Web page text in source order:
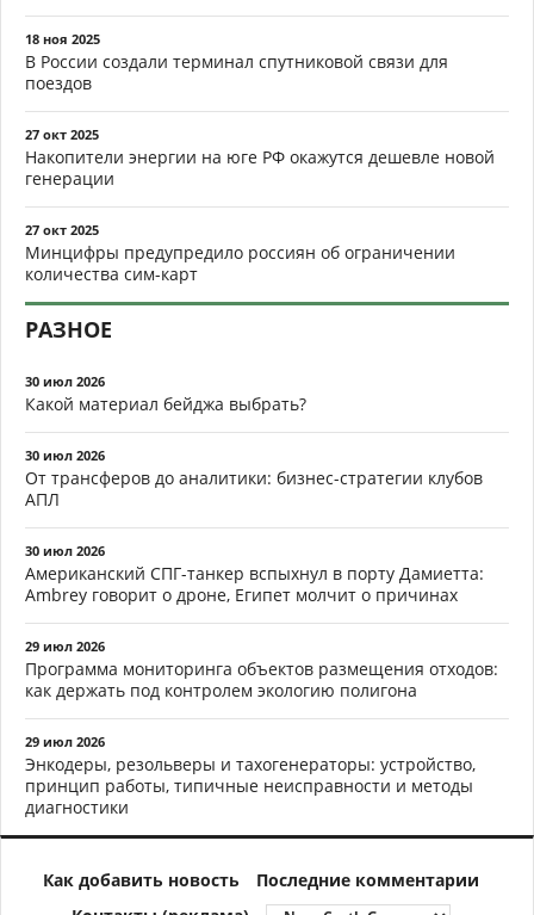
18 ноя 2025
В России создали терминал спутниковой связи для
поездов
27 окт 2025
Накопители энергии на юге РФ окажутся дешевле новой
генерации
27 окт 2025
Минцифры предупредило россиян об ограничении
количества сим-карт
РАЗНОЕ
30 июл 2026
Какой материал бейджа выбрать?
30 июл 2026
От трансферов до аналитики: бизнес-стратегии клубов
АПЛ
30 июл 2026
Американский СПГ-танкер вспыхнул в порту Дамиетта:
Ambrey говорит о дроне, Египет молчит о причинах
29 июл 2026
Программа мониторинга объектов размещения отходов:
как держать под контролем экологию полигона
29 июл 2026
Энкодеры, резольверы и тахогенераторы: устройство,
принцип работы, типичные неисправности и методы
диагностики
Как добавить новость
Последние комментарии